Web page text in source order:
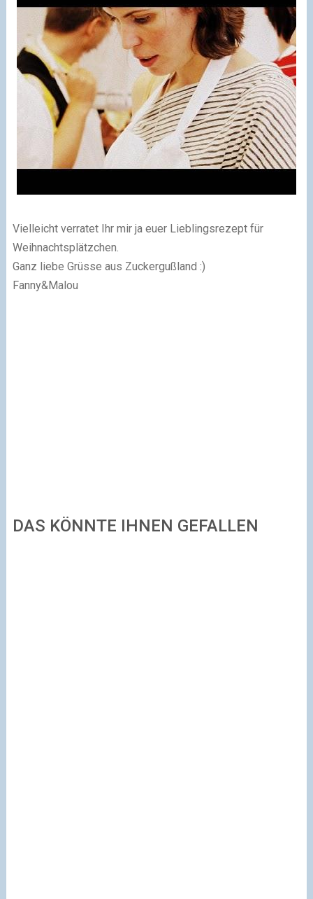
Vielleicht verratet Ihr mir ja euer Lieblingsrezept für
Weihnachtsplätzchen.
Ganz liebe Grüsse aus Zuckergußland :)
Fanny&Malou
DAS KÖNNTE IHNEN GEFALLEN